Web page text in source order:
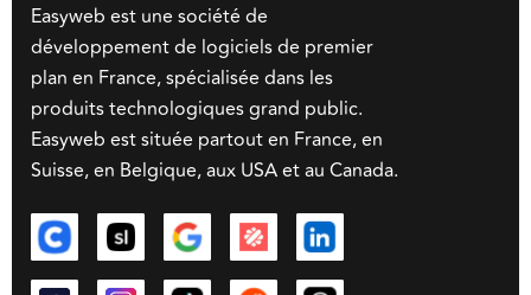
Easyweb est une société de
développement de logiciels de premier
plan en France, spécialisée dans les
produits technologiques grand public.
Easyweb est située partout en France, en
Suisse, en Belgique, aux USA et au Canada.